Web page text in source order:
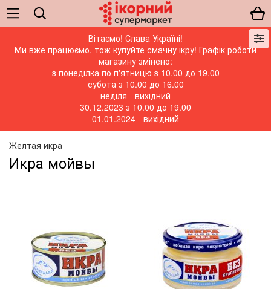
Вітаємо! Слава Україні!
Ми вже працюємо, тож купуйте смачну ікру! Графік роботи
магазину змінено:
з понеділка по п'ятницю з 10.00 до 19.00
субота з 10.00 до 16.00
неділя - вихідний
30.12.2023 з 10.00 до 19.00
01.01.2024 - вихідний
Желтая икра
Икра мойвы